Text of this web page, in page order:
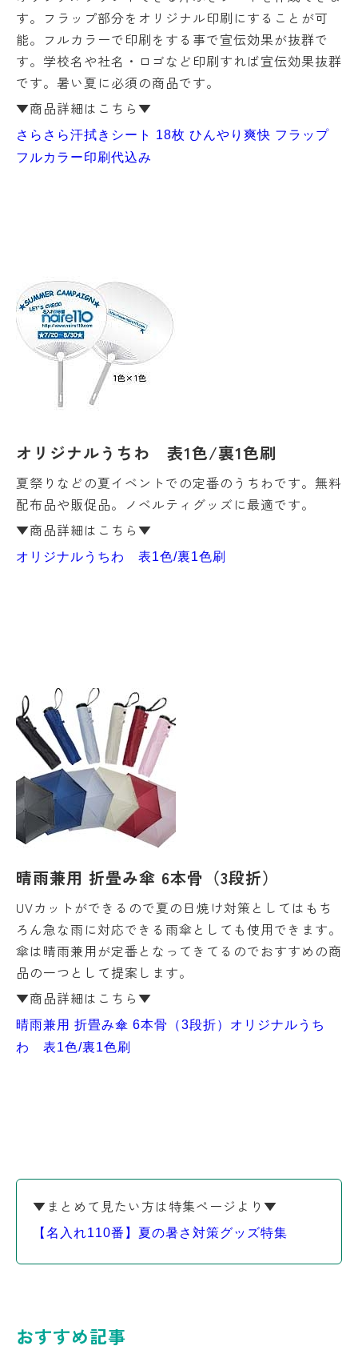
す。フラップ部分をオリジナル印刷にすることが可
能。フルカラーで印刷をする事で宣伝効果が抜群で
す。学校名や社名・ロゴなど印刷すれば宣伝効果抜群
です。暑い夏に必須の商品です。
▼商品詳細はこちら▼
さらさら汗拭きシート 18枚 ひんやり爽快 フラップ
フルカラー印刷代込み
オリジナルうちわ 表1色/裏1色刷
夏祭りなどの夏イベントでの定番のうちわです。無料
配布品や販促品。ノベルティグッズに最適です。
▼商品詳細はこちら▼
オリジナルうちわ 表1色/裏1色刷
晴雨兼用 折畳み傘 6本骨（3段折）
UVカットができるので夏の日焼け対策としてはもち
ろん急な雨に対応できる雨傘としても使用できます。
傘は晴雨兼用が定番となってきてるのでおすすめの商
品の一つとして提案します。
▼商品詳細はこちら▼
晴雨兼用 折畳み傘 6本骨（3段折）オリジナルうち
わ 表1色/裏1色刷
▼まとめて見たい方は特集ページより▼
【名入れ110番】夏の暑さ対策グッズ特集
おすすめ記事